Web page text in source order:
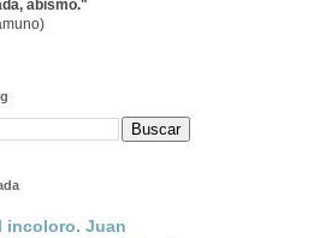
abismo."
incoloro. Juan